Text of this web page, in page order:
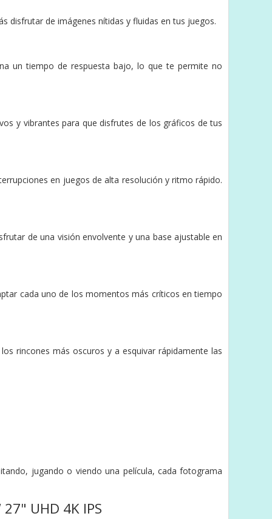
disfrutar de imágenes nítidas y fluidas en tus juegos.
un tiempo de respuesta bajo, lo que te permite no
y vibrantes para que disfrutes de los gráficos de tus
en juegos de alta resolución y ritmo rápido.
de una visión envolvente y una base ajustable en
cada uno de los momentos más críticos en tiempo
rincones más oscuros y a esquivar rápidamente las
jugando o viendo una película, cada fotograma
UHD 4K IPS